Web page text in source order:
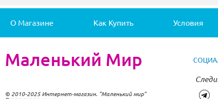
О Магазине Как Купить Условия
Маленький Мир
© 2010-2025 Интернет-магазин. "Маленький мир"